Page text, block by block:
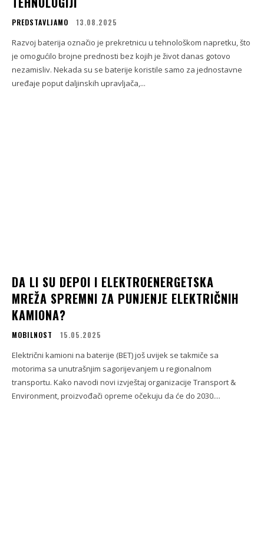
PREDSTAVLJAMO 13.08.2025
Razvoj baterija označio je prekretnicu u tehnološkom napretku, što
je omogućilo brojne prednosti bez kojih je život danas gotovo
nezamisliv. Nekada su se baterije koristile samo za jednostavne
uređaje poput daljinskih upravljača,...
DA LI SU DEPOI I ELEKTROENERGETSKA
MREŽA SPREMNI ZA PUNJENJE ELEKTRIČNIH
KAMIONA?
MOBILNOST 15.05.2025
Električni kamioni na baterije (BET) još uvijek se takmiče sa
motorima sa unutrašnjim sagorijevanjem u regionalnom
transportu. Kako navodi novi izvještaj organizacije Transport &
Environment, proizvođači opreme očekuju da će do 2030....